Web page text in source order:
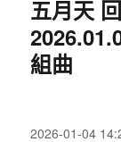
五月天
組曲
發
2026-01-04